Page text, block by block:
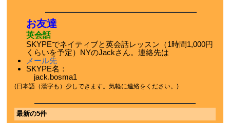
お友達
英会話
SKYPEでネイティブと英会話レッスン（1時間1,000円
くらいを予定）NYのJackさん。連絡先は
メール先
SKYPE名：
jack.bosma1
(日本語（漢字も）少しできます。気軽に連絡をください。)
最新の5件